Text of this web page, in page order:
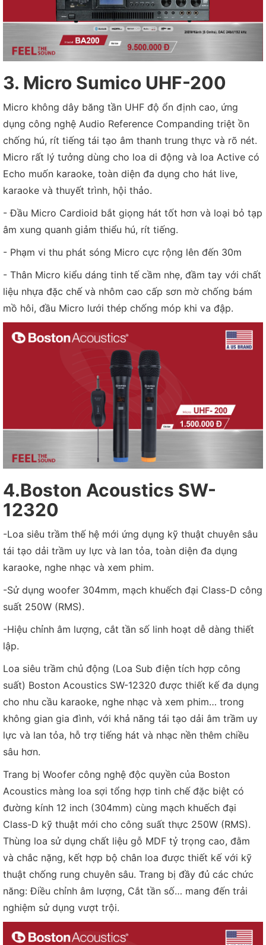
3. Micro Sumico UHF-200
Micro không dây băng tần UHF độ ổn định cao, ứng
dụng công nghệ Audio Reference Companding triệt ồn
chống hú, rít tiếng tái tạo âm thanh trung thực và rõ nét.
Micro rất lý tưởng dùng cho loa di động và loa Active có
Echo muốn karaoke, toàn diện đa dụng cho hát live,
karaoke và thuyết trình, hội thảo.
- Đầu Micro Cardioid bắt giọng hát tốt hơn và loại bỏ tạp
âm xung quanh giảm thiểu hú, rít tiếng.
- Phạm vi thu phát sóng Micro cực rộng lên đến 30m
- Thân Micro kiểu dáng tinh tế cầm nhẹ, đầm tay với chất
liệu nhựa đặc chế và nhôm cao cấp sơn mờ chống bám
mồ hôi, đầu Micro lưới thép chống móp khi va đập.
4.Boston Acoustics SW-
12320
-Loa siêu trầm thế hệ mới ứng dụng kỹ thuật chuyên sâu
tái tạo dải trầm uy lực và lan tỏa, toàn diện đa dụng
karaoke, nghe nhạc và xem phim.
-Sử dụng woofer 304mm, mạch khuếch đại Class-D công
suất 250W (RMS).
-Hiệu chỉnh âm lượng, cắt tần số linh hoạt dễ dàng thiết
lập.
Loa siêu trầm chủ động (Loa Sub điện tích hợp công
suất) Boston Acoustics SW-12320 được thiết kế đa dụng
cho nhu cầu karaoke, nghe nhạc và xem phim… trong
không gian gia đình, với khả năng tái tạo dải âm trầm uy
lực và lan tỏa, hỗ trợ tiếng hát và nhạc nền thêm chiều
sâu hơn.
Trang bị Woofer công nghệ độc quyền của Boston
Acoustics màng loa sợi tổng hợp tinh chế đặc biệt có
đường kính 12 inch (304mm) cùng mạch khuếch đại
Class-D kỹ thuật mới cho công suất thực 250W (RMS).
Thùng loa sử dụng chất liệu gỗ MDF tỷ trọng cao, đằm
và chắc nặng, kết hợp bộ chân loa được thiết kế với kỹ
thuật chống rung chuyên sâu. Trang bị đầy đủ các chức
năng: Điều chỉnh âm lượng, Cắt tần số… mang đến trải
nghiệm sử dụng vượt trội.